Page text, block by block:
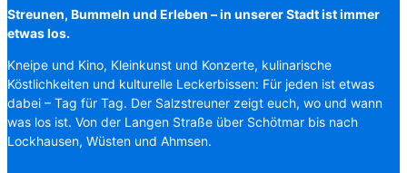
Streunen, Bummeln und Erleben – in unserer Stadt ist immer
etwas los.
Kneipe und Kino, Kleinkunst und Konzerte, kulinarische
Köstlichkeiten und kulturelle Leckerbissen: Für jeden ist etwas
dabei – Tag für Tag. Der Salzstreuner zeigt euch, wo und wann
was los ist. Von der Langen Straße über Schötmar bis nach
Lockhausen, Wüsten und Ahmsen.